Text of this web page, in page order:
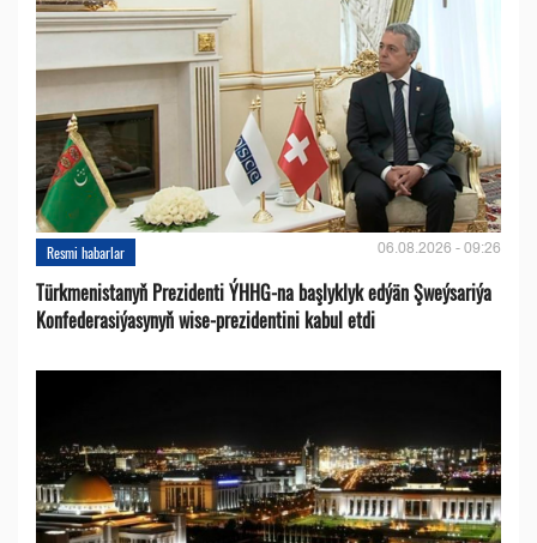
Resmi habarlar 06.08.2026 - 09:26
Türkmenistanyň Prezidenti ÝHHG-na başlyklyk edýän Şweýsariýa
Konfederasiýasynyň wise-prezidentini kabul etdi